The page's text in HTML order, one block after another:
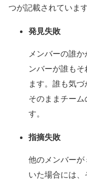
つが記載されています
発見失敗
メンバーの誰
ンバーが誰も
ます。誰も気
そのままチー
す。
指摘失敗
他のメンバー
いた場合には